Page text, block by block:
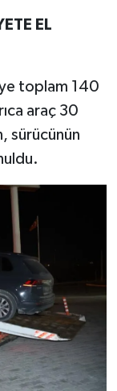
EL
toplam 140
araç 30
sürücünün